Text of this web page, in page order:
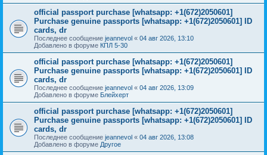
official passport purchase [whatsapp: +1(672)2050601]
Purchase genuine passports [whatsapp: +1(672)2050601] ID
cards, dr
Последнее сообщение jeannevol « 04 авг 2026, 13:10
Добавлено в форуме КПЛ 5-30
official passport purchase [whatsapp: +1(672)2050601]
Purchase genuine passports [whatsapp: +1(672)2050601] ID
cards, dr
Последнее сообщение jeannevol « 04 авг 2026, 13:09
Добавлено в форуме Блейхерт
official passport purchase [whatsapp: +1(672)2050601]
Purchase genuine passports [whatsapp: +1(672)2050601] ID
cards, dr
Последнее сообщение jeannevol « 04 авг 2026, 13:08
Добавлено в форуме Другое